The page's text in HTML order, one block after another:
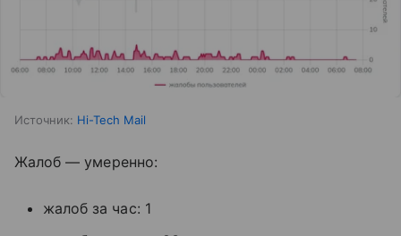
Источник: Hi-Tech Mail
Жалоб — умеренно:
жалоб за час: 1